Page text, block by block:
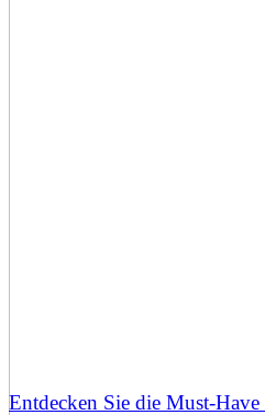
Entdecken Sie die Must-